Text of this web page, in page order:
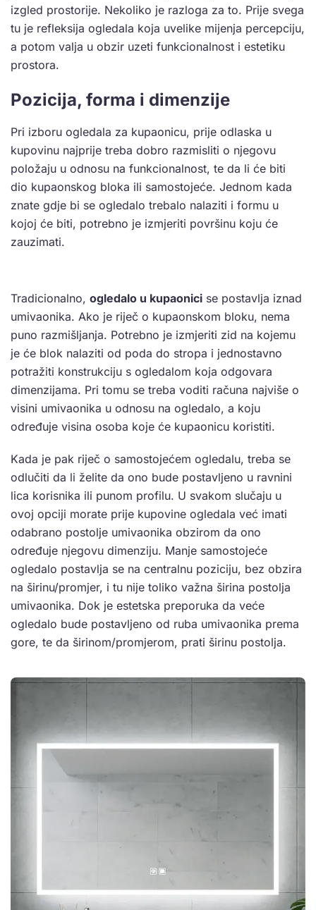
izgled prostorije. Nekoliko je razloga za to. Prije svega
tu je refleksija ogledala koja uvelike mijenja percepciju,
a potom valja u obzir uzeti funkcionalnost i estetiku
prostora.
Pozicija, forma i dimenzije
Pri izboru ogledala za kupaonicu, prije odlaska u
kupovinu najprije treba dobro razmisliti o njegovu
položaju u odnosu na funkcionalnost, te da li će biti
dio kupaonskog bloka ili samostojeće. Jednom kada
znate gdje bi se ogledalo trebalo nalaziti i formu u
kojoj će biti, potrebno je izmjeriti površinu koju će
zauzimati.
Tradicionalno, ogledalo u kupaonici se postavlja iznad
umivaonika. Ako je riječ o kupaonskom bloku, nema
puno razmišljanja. Potrebno je izmjeriti zid na kojemu
je će blok nalaziti od poda do stropa i jednostavno
potražiti konstrukciju s ogledalom koja odgovara
dimenzijama. Pri tomu se treba voditi računa najviše o
visini umivaonika u odnosu na ogledalo, a koju
određuje visina osoba koje će kupaonicu koristiti.
Kada je pak riječ o samostojećem ogledalu, treba se
odlučiti da li želite da ono bude postavljeno u ravnini
lica korisnika ili punom profilu. U svakom slučaju u
ovoj opciji morate prije kupovine ogledala već imati
odabrano postolje umivaonika obzirom da ono
određuje njegovu dimenziju. Manje samostojeće
ogledalo postavlja se na centralnu poziciju, bez obzira
na širinu/promjer, i tu nije toliko važna širina postolja
umivaonika. Dok je estetska preporuka da veće
ogledalo bude postavljeno od ruba umivaonika prema
gore, te da širinom/promjerom, prati širinu postolja.